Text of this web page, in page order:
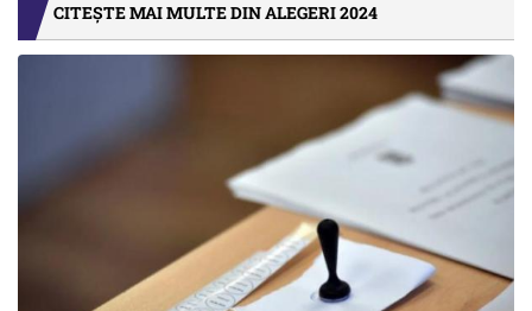
CITEȘTE MAI MULTE DIN ALEGERI 2024